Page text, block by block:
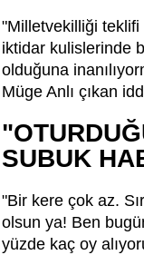
"Milletvekilliği
iktidar kulislerinde
olduğuna
Müge Anlı çıkan
SUBUK
"Bir kere çok az.
olsun ya! Ben
yüzde kaç oy